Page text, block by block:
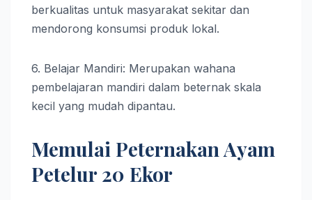
berkualitas untuk masyarakat sekitar dan
mendorong konsumsi produk lokal.
6. Belajar Mandiri: Merupakan wahana
pembelajaran mandiri dalam beternak skala
kecil yang mudah dipantau.
Memulai Peternakan Ayam
Petelur 20 Ekor